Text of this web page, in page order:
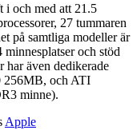
i och med att 21.5
27 tummaren
på samtliga modeller är
och stöd
även dedikerade
256MB, och ATI
minne).
Apple